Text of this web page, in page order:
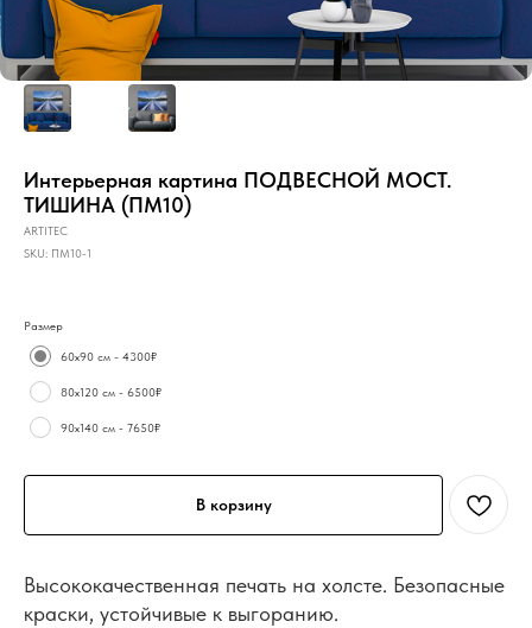
Интерьерная картина ПОДВЕСНОЙ МОСТ.
ТИШИНА (ПМ10)
ARTITEC
SKU: ПМ10-1
Размер
60х90 см - 4300₽
80х120 см - 6500₽
90х140 см - 7650₽
В корзину
Высококачественная печать на холсте. Безопасные
краски, устойчивые к выгоранию.